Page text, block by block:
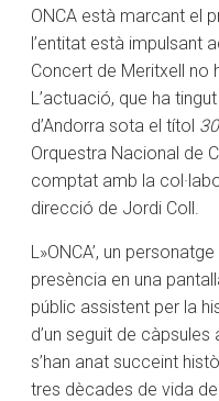
ONCA està marcant el
l’entitat està impulsant
Concert de Meritxell no
L’actuació, que ha
d’Andorra sota el títol
Orquestra Nacional de
comptat amb la
direcció de Jordi Coll.
L»ONCA’, un
presència en una
públic assistent per la
d’un seguit de càpsules
s’han anat succeint
tres dècades de vida